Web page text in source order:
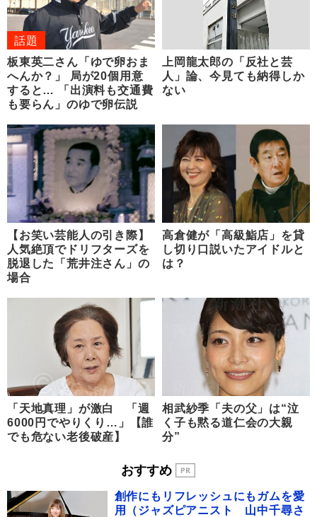
話題
板東英二さん「ゆで卵おま
へんか？」 局が20個用意
すると… 「出演料も交通費
も要らん」のゆで卵伝説
上岡龍太郎の「反社と芸
人」論、今見ても納得しか
ない
【お笑い芸能人の引き際】
人気絶頂でドリフターズを
脱退した「荒井注さん」の
場合
高倉健が「高級鮨店」を貸
し切り口説いたアイドルと
は？
「天地真理」が激白 「週
6000円でやりくり…」【誰
でも危ない老後破産】
相武紗季「夫の父」は“泣
く子も黙る道仁会の大親
分”
おすすめ
創作にもリフレッシュにもガムを愛
用（ジャズピアニスト 山中千尋さ